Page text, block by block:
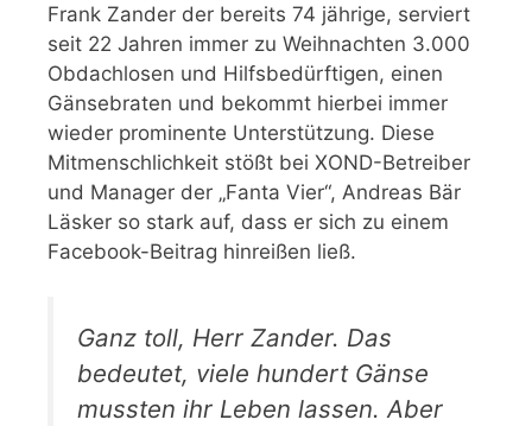
Frank Zander der bereits 74 jährige, serviert
seit 22 Jahren immer zu Weihnachten 3.000
Obdachlosen und Hilfsbedürftigen, einen
Gänsebraten und bekommt hierbei immer
wieder prominente Unterstützung. Diese
Mitmenschlichkeit stößt bei XOND-Betreiber
und Manager der „Fanta Vier“, Andreas Bär
Läsker so stark auf, dass er sich zu einem
Facebook-Beitrag hinreißen ließ.
Ganz toll, Herr Zander. Das
bedeutet, viele hundert Gänse
mussten ihr Leben lassen. Aber